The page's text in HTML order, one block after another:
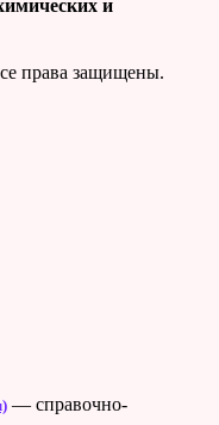
и
права защищены.
— справочно-